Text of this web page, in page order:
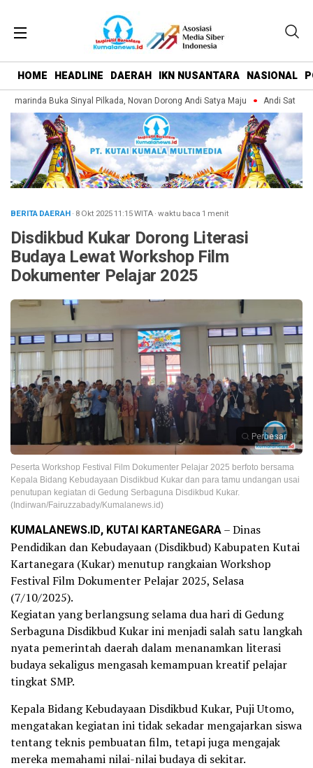
HOME HEADLINE DAERAH IKN NUSANTARA NASIONAL
Buka Sinyal Pilkada, Novan Dorong Andi Satya Maju Andi Satya
BERITA DAERAH· 8 Okt 202511:15WITA·waktu baca 1 menit
Disdikbud Kukar Dorong Literasi
Budaya Lewat Workshop Film
Dokumenter Pelajar 2025
Perbesar
Peserta Workshop Festival Film Dokumenter Pelajar 2025 berfoto bersama
Kepala Bidang Kebudayaan Disdikbud Kukar dan para tamu undangan usai
penutupan kegiatan di Gedung Serbaguna Disdikbud Kukar.
(Indirwan/Fairuzzabady/Kumalanews.id)
KUMALANEWS.ID, KUTAI KARTANEGARA– Dinas
Pendidikan dan Kebudayaan (Disdikbud) Kabupaten Kutai
Kartanegara (Kukar) menutup rangkaian Workshop
Festival Film Dokumenter Pelajar 2025, Selasa
(7/10/2025).
Kegiatan yang berlangsung selama dua hari di Gedung
Serbaguna Disdikbud Kukar ini menjadi salah satu langkah
nyata pemerintah daerah dalam menanamkan literasi
budaya sekaligus mengasah kemampuan kreatif pelajar
tingkat SMP.
Kepala Bidang Kebudayaan Disdikbud Kukar, Puji Utomo,
mengatakan kegiatan ini tidak sekadar mengajarkan siswa
tentang teknis pembuatan film, tetapi juga mengajak
mereka memahami nilai-nilai budaya di sekitar.